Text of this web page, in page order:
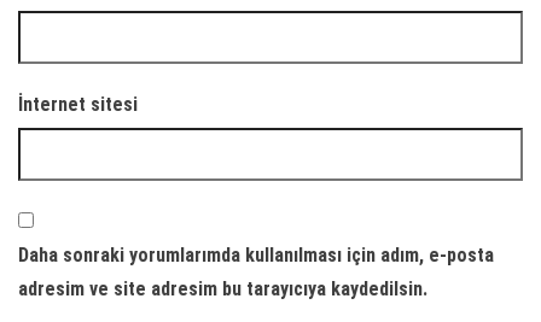
İnternet sitesi
Daha sonraki yorumlarımda kullanılması için adım, e-posta
adresim ve site adresim bu tarayıcıya kaydedilsin.